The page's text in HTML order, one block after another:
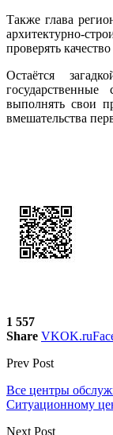
Также глава
архитектурно-
проверять
Остаётся
выполнять свои
вмешательства
1 557
Share VKOK.ru
Prev Post
Все центры
Ситуационному
Next Post